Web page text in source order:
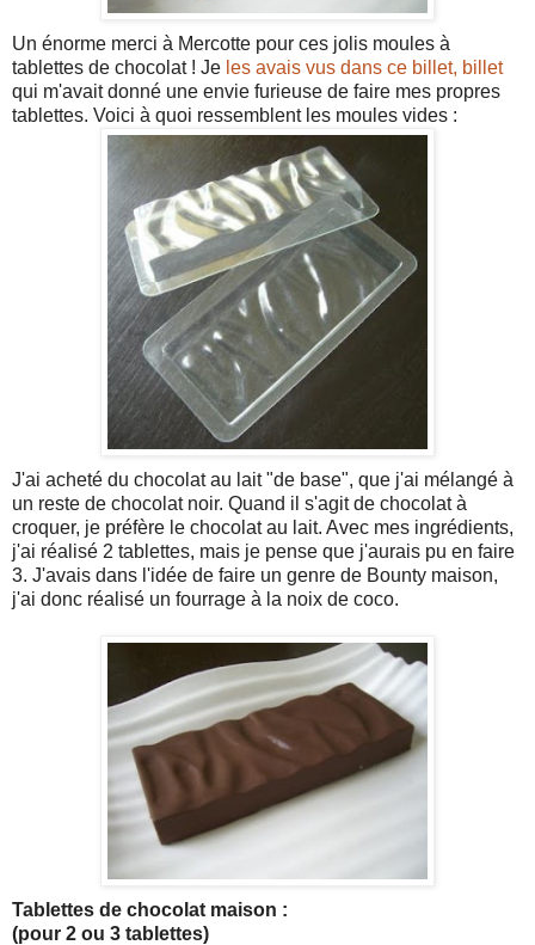
Un énorme merci à Mercotte pour ces jolis moules à
tablettes de chocolat ! Je les avais vus dans ce billet, billet
qui m'avait donné une envie furieuse de faire mes propres
tablettes. Voici à quoi ressemblent les moules vides :
J'ai acheté du chocolat au lait "de base", que j'ai mélangé à
un reste de chocolat noir. Quand il s'agit de chocolat à
croquer, je préfère le chocolat au lait. Avec mes ingrédients,
j'ai réalisé 2 tablettes, mais je pense que j'aurais pu en faire
3. J'avais dans l'idée de faire un genre de Bounty maison,
j'ai donc réalisé un fourrage à la noix de coco.
Tablettes de chocolat maison :
(pour 2 ou 3 tablettes)